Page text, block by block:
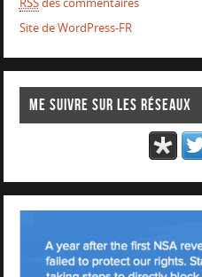
Site de WordPress-FR
Me suivre sur les réseaux